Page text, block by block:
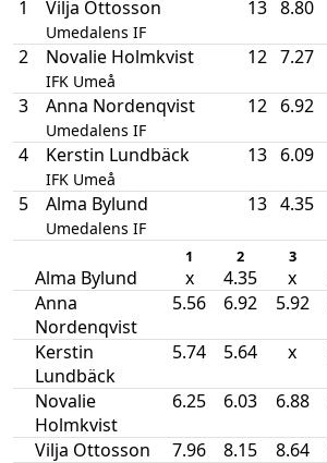
1 Vilja Ottosson
Umedalens IF
13 8.80
2 Novalie Holmkvist
IFK Umeå
12 7.27
3 Anna Nordenqvist
Umedalens IF
12 6.92
4 Kerstin Lundbäck
IFK Umeå
13 6.09
5 Alma Bylund
Umedalens IF
13 4.35
1 2 3
Alma Bylund x 4.35 x
Anna
Nordenqvist
5.56 6.92 5.92
Kerstin
Lundbäck
5.74 5.64 x
Novalie
Holmkvist
6.25 6.03 6.88
Vilja Ottosson 7.96 8.15 8.64